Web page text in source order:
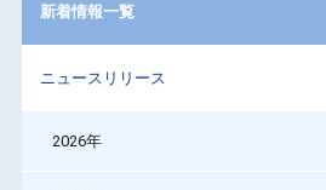
新着情報一覧
ニュースリリース
2026年